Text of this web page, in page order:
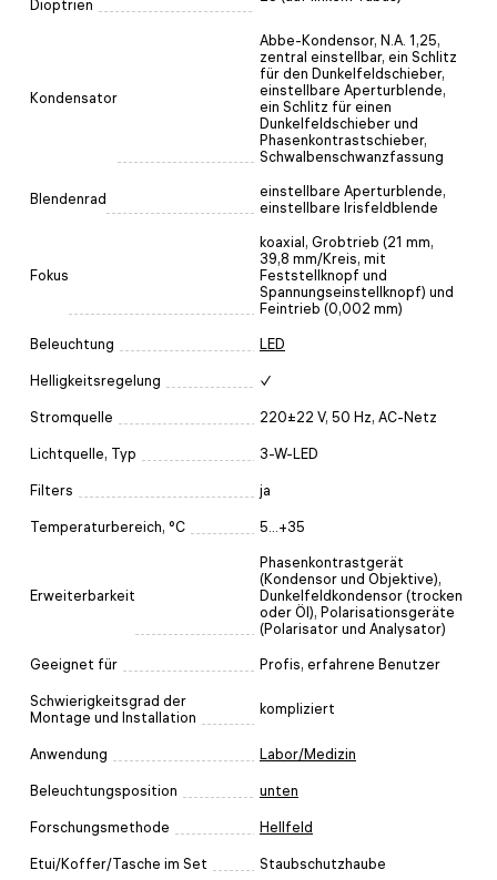
Dioptrien
Kondensator
Abbe-Kondensor, N.A. 1,25,
zentral einstellbar, ein Schlitz
für den Dunkelfeldschieber,
einstellbare Aperturblende,
ein Schlitz für einen
Dunkelfeldschieber und
Phasenkontrastschieber,
Schwalbenschwanzfassung
Blendenrad
einstellbare Aperturblende,
einstellbare Irisfeldblende
Fokus
koaxial, Grobtrieb (21 mm,
39,8 mm/Kreis, mit
Feststellknopf und
Spannungseinstellknopf) und
Feintrieb (0,002 mm)
Beleuchtung LED
Helligkeitsregelung ✓
Stromquelle 220±22 V, 50 Hz, AC-Netz
Lichtquelle, Typ 3-W-LED
Filters ja
Temperaturbereich, °C 5...+35
Erweiterbarkeit
Phasenkontrastgerät
(Kondensor und Objektive),
Dunkelfeldkondensor (trocken
oder Öl), Polarisationsgeräte
(Polarisator und Analysator)
Geeignet für Profis, erfahrene Benutzer
Schwierigkeitsgrad der
Montage und Installation
kompliziert
Anwendung Labor/Medizin
Beleuchtungsposition unten
Forschungsmethode Hellfeld
Etui/Koffer/Tasche im Set Staubschutzhaube